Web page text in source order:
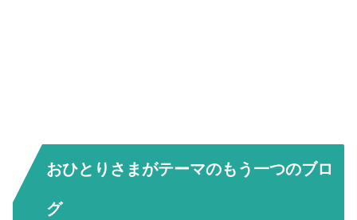
おひとりさまがテーマのもう一つのブロ
グ